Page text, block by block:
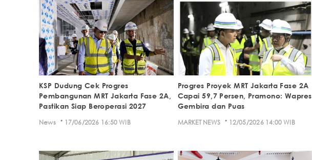
KSP Dudung Cek Progres
Pembangunan MRT Jakarta Fase 2A,
Pastikan Siap Beroperasi 2027
News · 17/06/2026 16:50 WIB
Progres Proyek MRT Jakarta Fase 2A
Capai 59,7 Persen, Pramono: Wapres
Gembira dan Puas
MARKET NEWS · 12/05/2026 14:00 WIB